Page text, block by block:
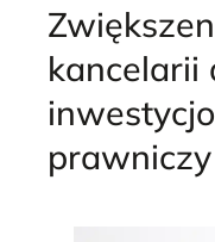
kancelarii
prawniczy